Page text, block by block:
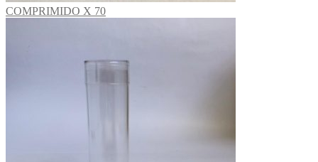
COMPRIMIDO X 70